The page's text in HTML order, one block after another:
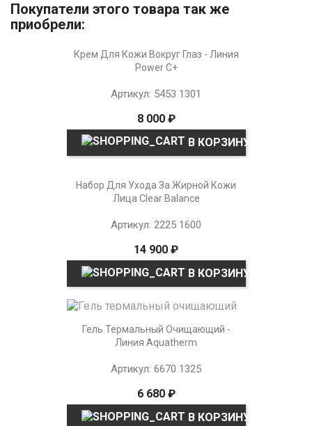
Покупатели этого товара так же
приобрели:
Крем Для Кожи Вокруг Глаз - Линия
Power C+
Артикул: 5453 1301
8 000 ₽
В КОРЗИНУ
Набор Для Ухода За Жирной Кожи
Лица Clear Balance
Артикул: 2225 1600
14 900 ₽
В КОРЗИНУ
Гель Термальный Очищающий -
Линия Aquatherm
Артикул: 6670 1325
6 680 ₽
В КОРЗИНУ